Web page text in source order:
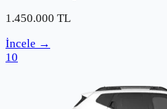
1.450.000 TL
İncele →
10